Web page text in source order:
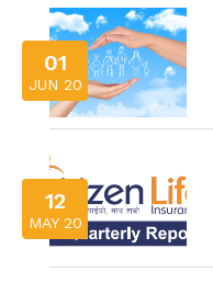
01
JUN 20
12
MAY 20